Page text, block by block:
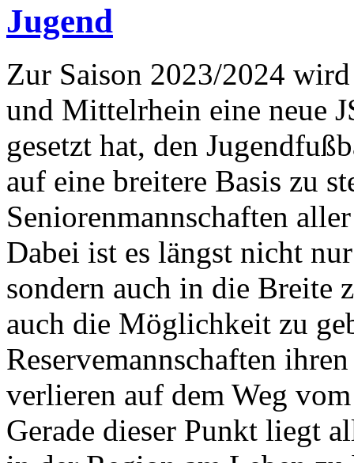
Jugend
Zur Saison 2023/2024
und Mittelrhein eine neue
gesetzt hat, den
auf eine breitere Basis zu
Seniorenmannschaften
Dabei ist es längst nicht
sondern auch in die Breite
auch die Möglichkeit zu
Reservemannschaften
verlieren auf dem Weg
Gerade dieser Punkt liegt